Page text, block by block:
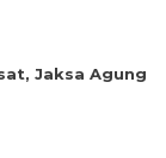
Jaksa Agung